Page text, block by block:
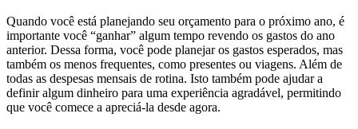
Quando você está planejando seu orçamento para o próximo ano, é
importante você “ganhar” algum tempo revendo os gastos do ano
anterior. Dessa forma, você pode planejar os gastos esperados, mas
também os menos frequentes, como presentes ou viagens. Além de
todas as despesas mensais de rotina. Isto também pode ajudar a
definir algum dinheiro para uma experiência agradável, permitindo
que você comece a apreciá-la desde agora.